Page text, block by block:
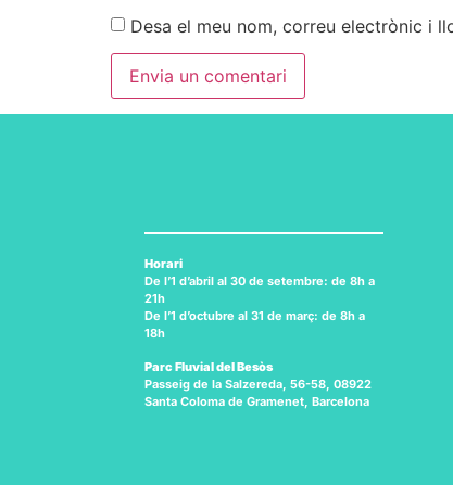
Desa el meu nom, correu electrònic i
Horari
De l’1 d’abril al 30 de setembre: de 8h a
21h
De l’1 d’octubre al 31 de març: de 8h a
18h
Parc Fluvial del Besòs
Passeig de la Salzereda, 56-58, 08922
Santa Coloma de Gramenet, Barcelona